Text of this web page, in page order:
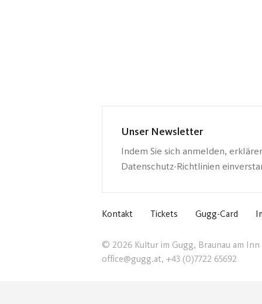
Unser Newsletter
Indem Sie sich anmelden,
Datenschutz-Richtlinien
Kontakt Tickets Gugg-Card
© 2026 Kultur im Gugg, Braunau am Inn
office@gugg.at, +43 (0)7722 65692